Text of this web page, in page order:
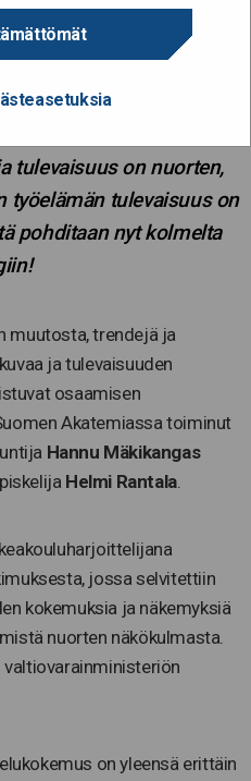
se on?
tulevaisuus on nuorten,
työelämän tulevaisuus on
pohditaan nyt kolmelta
muutosta, trendejä ja
ja tulevaisuuden
osaamisen
Akatemiassa toiminut
Hannu Mäkikangas
Helmi Rantala.
jossa selvitettiin
kokemuksia ja näkemyksiä
nuorten näkökulmasta.
on yleensä erittäin